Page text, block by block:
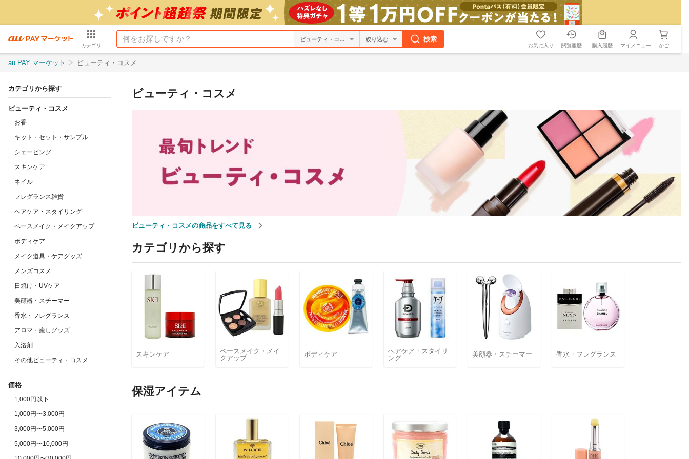
カテゴリ
絞り込む 検索
お気に入り 閲覧履歴 購入履歴 マイメニュー かご
au PAY マーケット ビューティ・コスメ
カテゴリから探す
ビューティ・コスメ
お香
キット・セット・サンプル
シェービング
スキンケア
ネイル
フレグランス雑貨
ヘアケア・スタイリング
ベースメイク・メイクアップ
ボディケア
メイク道具・ケアグッズ
メンズコスメ
日焼け・UVケア
美顔器・スチーマー
香水・フレグランス
アロマ・癒しグッズ
入浴剤
その他ビューティ・コスメ
価格
1,000円以下
1,000円〜3,000円
3,000円〜5,000円
5,000円〜10,000円
ビューティ・コスメ
ビューティ・コスメの商品をすべて見る
カテゴリから探す
スキンケア
ベースメイク・メイ
クアップ
ボディケア
ヘアケア・スタイリ
ング
美顔器・スチーマー 香水・フレグランス
保湿アイテム